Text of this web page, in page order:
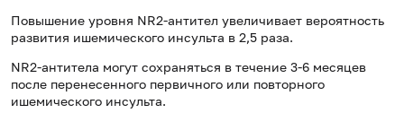
Повышение уровня NR2-антител увеличивает вероятность
развития ишемического инсульта в 2,5 раза.
NR2-антитела могут сохраняться в течение 3-6 месяцев
после перенесенного первичного или повторного
ишемического инсульта.